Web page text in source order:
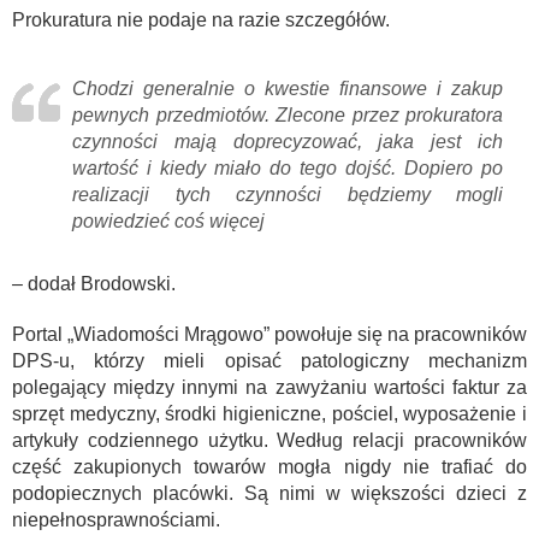
Prokuratura nie podaje na razie szczegółów.
Chodzi generalnie o kwestie finansowe i zakup
pewnych przedmiotów. Zlecone przez prokuratora
czynności mają doprecyzować, jaka jest ich
wartość i kiedy miało do tego dojść. Dopiero po
realizacji tych czynności będziemy mogli
powiedzieć coś więcej
– dodał Brodowski.
Portal „Wiadomości Mrągowo” powołuje się na pracowników
DPS-u, którzy mieli opisać patologiczny mechanizm
polegający między innymi na zawyżaniu wartości faktur za
sprzęt medyczny, środki higieniczne, pościel, wyposażenie i
artykuły codziennego użytku. Według relacji pracowników
część zakupionych towarów mogła nigdy nie trafiać do
podopiecznych placówki. Są nimi w większości dzieci z
niepełnosprawnościami.